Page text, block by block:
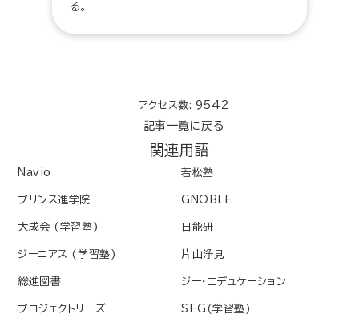
る。
アクセス数: 9542
記事一覧に戻る
関連用語
Navio 若松塾
プリンス進学院 GNOBLE
大成会 (学習塾) 日能研
ジーニアス (学習塾) 片山浄見
総進図書 ジー・エデュケーション
プロジェクトリーズ SEG(学習塾)